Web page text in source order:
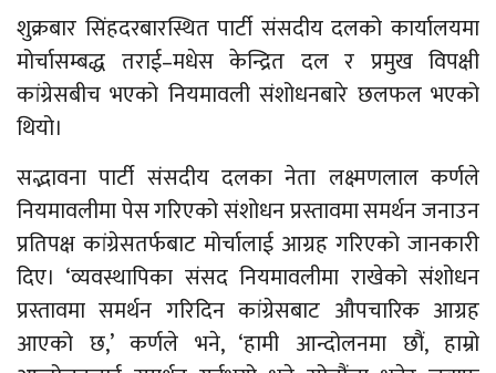
शुक्रबार सिंहदरबारस्थित पार्टी संसदीय दलको कार्यालयमा
मोर्चासम्बद्ध तराई–मधेस केन्द्रित दल र प्रमुख विपक्षी
कांग्रेसबीच भएको नियमावली संशोधनबारे छलफल भएको
थियो।
सद्भावना पार्टी संसदीय दलका नेता लक्ष्मणलाल कर्णले
नियमावलीमा पेस गरिएको संशोधन प्रस्तावमा समर्थन जनाउन
प्रतिपक्ष कांग्रेसतर्फबाट मोर्चालाई आग्रह गरिएको जानकारी
दिए। ‘व्यवस्थापिका संसद नियमावलीमा राखेको संशोधन
प्रस्तावमा समर्थन गरिदिन कांग्रेसबाट औपचारिक आग्रह
आएको छ,’ कर्णले भने, ‘हामी आन्दोलनमा छौं, हाम्रो